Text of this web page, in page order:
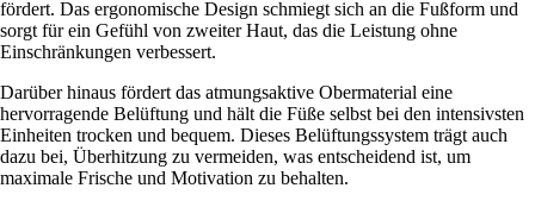
fördert. Das ergonomische Design schmiegt sich an die Fußform und
sorgt für ein Gefühl von zweiter Haut, das die Leistung ohne
Einschränkungen verbessert.
Darüber hinaus fördert das atmungsaktive Obermaterial eine
hervorragende Belüftung und hält die Füße selbst bei den intensivsten
Einheiten trocken und bequem. Dieses Belüftungssystem trägt auch
dazu bei, Überhitzung zu vermeiden, was entscheidend ist, um
maximale Frische und Motivation zu behalten.